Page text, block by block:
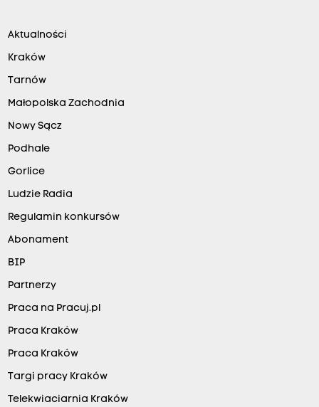
Aktualności
Kraków
Tarnów
Małopolska Zachodnia
Nowy Sącz
Podhale
Gorlice
Ludzie Radia
Regulamin konkursów
Abonament
BIP
Partnerzy
Praca na Pracuj.pl
Praca Kraków
Praca Kraków
Targi pracy Kraków
Telekwiaciarnia Kraków